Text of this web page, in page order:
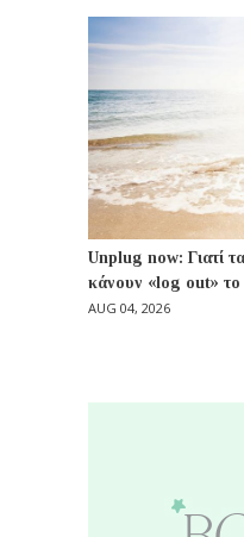
Unplug now: Γιατί
κάνουν «log out» το
AUG 04, 2026